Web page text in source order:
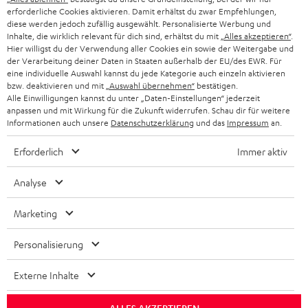
KOPFHÖRER
BLUETOOTH-KOPFHÖRER
STEREOANLAGEN
LAUTSPRECHER
ULTIMA-SERIE
IN-EAR-KOPFHÖRER
FANSHOP
NEUHEITEN
PARTNERPROGRAMM
BLOG
NEWSLETTER
STORES
DEINE VORTEILE BEI TEUFEL
UNSER MANAGEMENT
NACHHALTIGKEIT
UNSERE WERTE
BILDUNGSRABATT
NIEDERLANDE
BELGIEN
FRANKREICH
POLEN
SPANIEN
ITALIEN
Technische Änderungen, Tippfehler und Irrtum vorbehalten. Das auf unseren
Fotos abgebildete Zubehör ist nicht im Lieferumfang enthalten. Etwaige
Entsorgungsgebühren für Batterien sind im Preis inbegriffen.
erforderliche Cookies aktivieren. Damit erhältst du zwar Empfehlungen,
diese werden jedoch zufällig ausgewählt. Personalisierte Werbung und
Inhalte, die wirklich relevant für dich sind, erhältst du mit „Alles akzeptieren“.
Hier willigst du der Verwendung aller Cookies ein sowie der Weitergabe und
der Verarbeitung deiner Daten in Staaten außerhalb der EU/des EWR. Für
eine individuelle Auswahl kannst du jede Kategorie auch einzeln aktivieren
bzw. deaktivieren und mit „Auswahl übernehmen“ bestätigen.
Alle Einwilligungen kannst du unter „Daten-Einstellungen“ jederzeit
anpassen und mit Wirkung für die Zukunft widerrufen. Schau dir für weitere
Informationen auch unsere Datenschutzerklärung und das Impressum an.
Erforderlich Immer aktiv
Analyse
Marketing
Personalisierung
Externe Inhalte